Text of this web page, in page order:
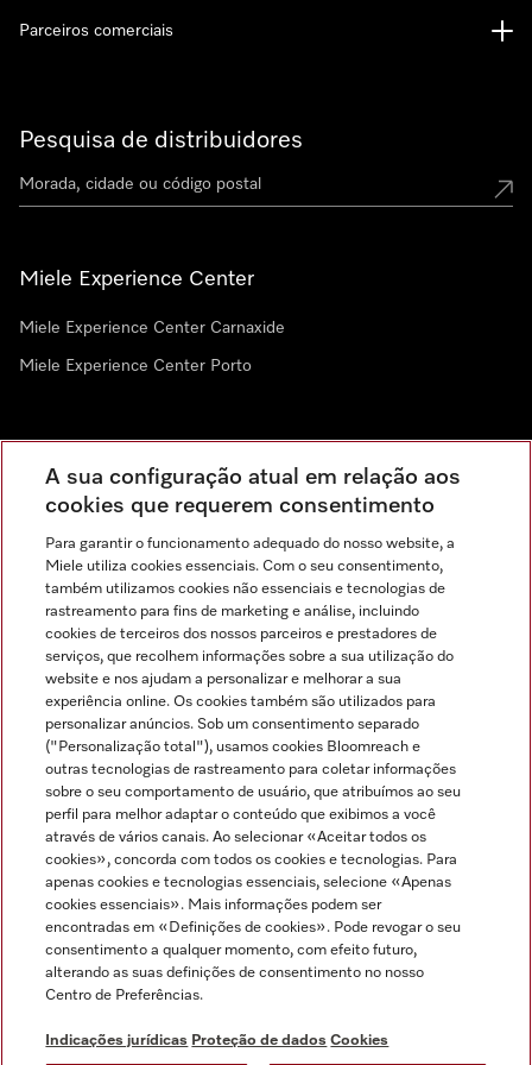
Pesquisa de distribuidores
Miele Experience Center
Miele Experience Center Carnaxide
Miele Experience Center Porto
Parceiros comerciais
Indicações jurídicas
Condições gerais
Proteção de dados
Condições de utilização
Canal de Ética
Formulário de livre resolução
Miele no Instagram
Miele no Facebook
Miele no Youtube
A sua configuração atual em relação aos
cookies que requerem consentimento
Para garantir o funcionamento adequado do nosso website, a
Miele utiliza cookies essenciais. Com o seu consentimento,
também utilizamos cookies não essenciais e tecnologias de
rastreamento para fins de marketing e análise, incluindo
cookies de terceiros dos nossos parceiros e prestadores de
serviços, que recolhem informações sobre a sua utilização do
website e nos ajudam a personalizar e melhorar a sua
experiência online. Os cookies também são utilizados para
personalizar anúncios. Sob um consentimento separado
("Personalização total"), usamos cookies Bloomreach e
outras tecnologias de rastreamento para coletar informações
sobre o seu comportamento de usuário, que atribuímos ao seu
perfil para melhor adaptar o conteúdo que exibimos a você
através de vários canais. Ao selecionar «Aceitar todos os
cookies», concorda com todos os cookies e tecnologias. Para
apenas cookies e tecnologias essenciais, selecione «Apenas
cookies essenciais». Mais informações podem ser
encontradas em «Definições de cookies». Pode revogar o seu
consentimento a qualquer momento, com efeito futuro,
alterando as suas definições de consentimento no nosso
Centro de Preferências.
Indicações jurídicas Proteção de dados Cookies